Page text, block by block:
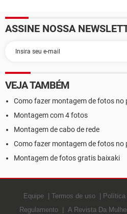
ASSINE NOSSA
VEJA TAMBÉM
Como fazer montagem de fotos no
Montagem com 4 fotos
Montagem de cabo de rede
Como fazer montagem de fotos no
Montagem de fotos gratis baixaki
Equipe Termos de uso Política
Regulamento
A Revista Da